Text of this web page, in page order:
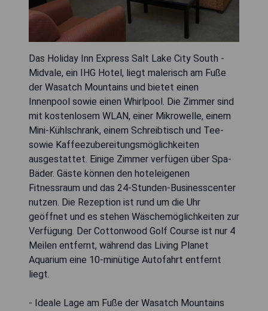
Das Holiday Inn Express Salt Lake City South -
Midvale, ein IHG Hotel, liegt malerisch am Fuße
der Wasatch Mountains und bietet einen
Innenpool sowie einen Whirlpool. Die Zimmer sind
mit kostenlosem WLAN, einer Mikrowelle, einem
Mini-Kühlschrank, einem Schreibtisch und Tee-
sowie Kaffeezubereitungsmöglichkeiten
ausgestattet. Einige Zimmer verfügen über Spa-
Bäder. Gäste können den hoteleigenen
Fitnessraum und das 24-Stunden-Businesscenter
nutzen. Die Rezeption ist rund um die Uhr
geöffnet und es stehen Wäschemöglichkeiten zur
Verfügung. Der Cottonwood Golf Course ist nur 4
Meilen entfernt, während das Living Planet
Aquarium eine 10-minütige Autofahrt entfernt
liegt.
- Ideale Lage am Fuße der Wasatch Mountains